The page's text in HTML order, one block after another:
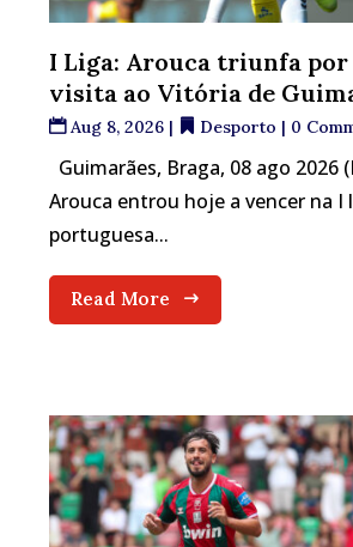
I Liga: Arouca triunfa por
visita ao Vitória de
Aug 8, 2026 | Desporto | 0
Guimarães, Braga, 08 ago 2026
Arouca entrou hoje a vencer na I
portuguesa...
Read More